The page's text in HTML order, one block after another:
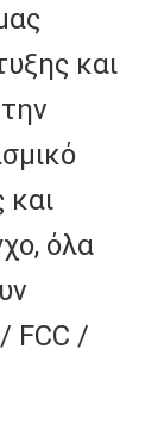
και
και
όλα
FCC /